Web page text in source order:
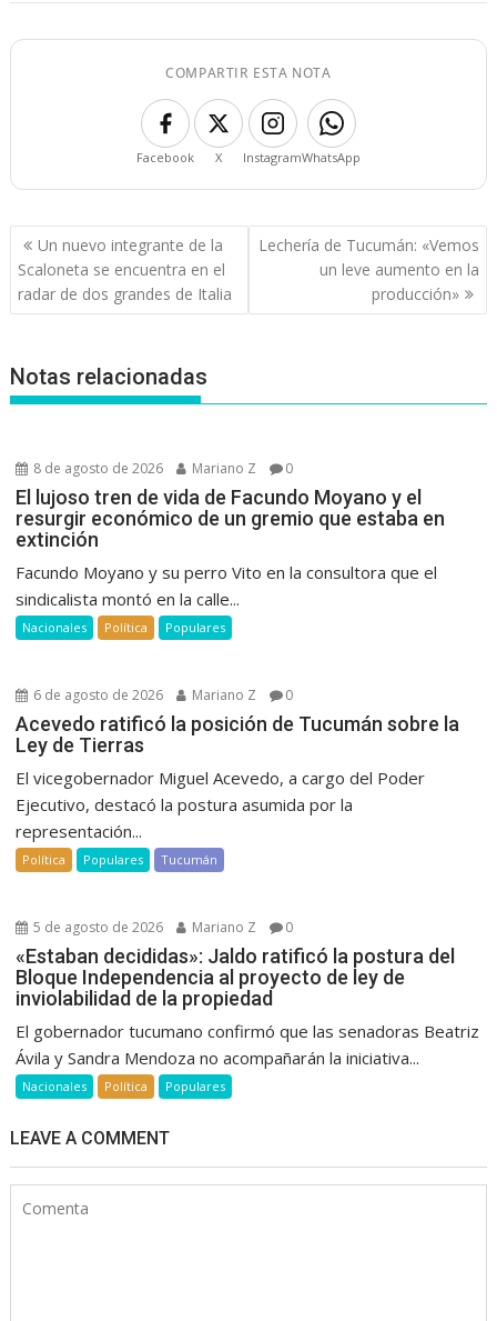
COMPARTIR ESTA NOTA
Facebook X InstagramWhatsApp
Navegación
de
entradas
Un nuevo integrante de la
Scaloneta se encuentra en el
radar de dos grandes de Italia
Lechería de Tucumán: «Vemos
un leve aumento en la
producción»
Notas relacionadas
8 de agosto de 2026 Mariano Z 0
El lujoso tren de vida de Facundo Moyano y el
resurgir económico de un gremio que estaba en
extinción
Facundo Moyano y su perro Vito en la consultora que el
sindicalista montó en la calle...
Nacionales Política Populares
6 de agosto de 2026 Mariano Z 0
Acevedo ratificó la posición de Tucumán sobre la
Ley de Tierras
El vicegobernador Miguel Acevedo, a cargo del Poder
Ejecutivo, destacó la postura asumida por la
representación...
Política Populares Tucumán
5 de agosto de 2026 Mariano Z 0
«Estaban decididas»: Jaldo ratificó la postura del
Bloque Independencia al proyecto de ley de
inviolabilidad de la propiedad
El gobernador tucumano confirmó que las senadoras Beatriz
Ávila y Sandra Mendoza no acompañarán la iniciativa...
Nacionales Política Populares
LEAVE A COMMENT